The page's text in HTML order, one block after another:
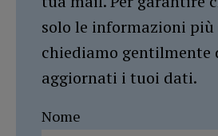
solo le informazioni
chiediamo gentilmente
aggiornati i tuoi dati.
Nome